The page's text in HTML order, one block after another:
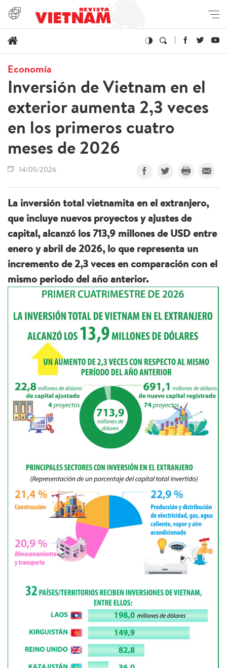
Economía
Inversión de Vietnam en el
exterior aumenta 2,3 veces
en los primeros cuatro
meses de 2026
14/05/2026
La inversión total vietnamita en el extranjero,
que incluye nuevos proyectos y ajustes de
capital, alcanzó los 713,9 millones de USD entre
enero y abril de 2026, lo que representa un
incremento de 2,3 veces en comparación con el
mismo periodo del año anterior.